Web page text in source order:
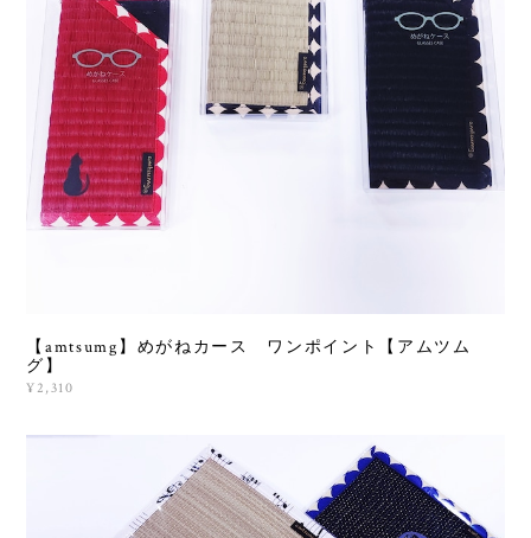
【amtsumg】めがねカース ワンポイント【アムツム
グ】
¥2,310